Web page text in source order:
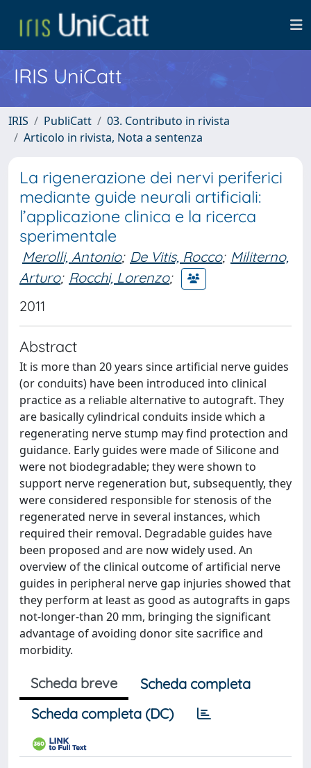
IRIS UniCatt
IRIS PubliCatt
03. Contributo in rivista
Articolo in rivista, Nota a sentenza
La rigenerazione dei nervi periferici
mediante guide neurali artificiali:
l’applicazione clinica e la ricerca
sperimentale
Merolli, Antonio; De Vitis, Rocco; Militerno,
Arturo; Rocchi, Lorenzo;
2011
Abstract
It is more than 20 years since artificial nerve guides
(or conduits) have been introduced into clinical
practice as a reliable alternative to autograft. They
are basically cylindrical conduits inside which a
regenerating nerve stump may find protection and
guidance. Early guides were made of Silicone and
were not biodegradable; they were shown to
support nerve regeneration but, subsequently, they
were considered responsible for stenosis of the
regenerated nerve in several instances, which
required their removal. Degradable guides have
been proposed and are now widely used. An
overview of the clinical outcome of artificial nerve
guides in peripheral nerve gap injuries showed that
they perform at least as good as autografts in gaps
not-longer-than 20 mm, bringing the significant
advantage of avoiding donor site sacrifice and
morbidity.
Scheda breve
Scheda completa
Scheda completa (DC)